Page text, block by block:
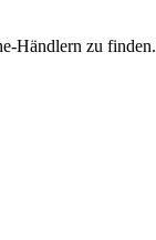
Händlern zu finden.